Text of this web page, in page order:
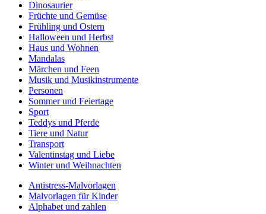
Dinosaurier
Früchte und Gemüse
Frühling und Ostern
Halloween und Herbst
Haus und Wohnen
Mandalas
Märchen und Feen
Musik und Musikinstrumente
Personen
Sommer und Feiertage
Sport
Teddys und Pferde
Tiere und Natur
Transport
Valentinstag und Liebe
Winter und Weihnachten
Antistress-Malvorlagen
Malvorlagen für Kinder
Alphabet und zahlen